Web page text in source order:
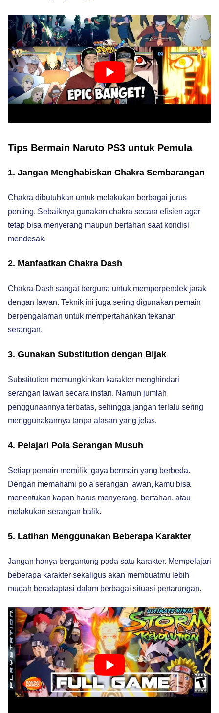
Tips Bermain Naruto PS3 untuk Pemula
1. Jangan Menghabiskan Chakra Sembarangan
Chakra dibutuhkan untuk melakukan berbagai jurus
penting. Sebaiknya gunakan chakra secara efisien agar
tetap bisa menyerang maupun bertahan saat kondisi
mendesak.
2. Manfaatkan Chakra Dash
Chakra Dash sangat berguna untuk memperpendek jarak
dengan lawan. Teknik ini juga sering digunakan pemain
berpengalaman untuk mempertahankan tekanan
serangan.
3. Gunakan Substitution dengan Bijak
Substitution memungkinkan karakter menghindari
serangan lawan secara instan. Namun jumlah
penggunaannya terbatas, sehingga jangan terlalu sering
menggunakannya tanpa alasan yang jelas.
4. Pelajari Pola Serangan Musuh
Setiap pemain memiliki gaya bermain yang berbeda.
Dengan memahami pola serangan lawan, kamu bisa
menentukan kapan harus menyerang, bertahan, atau
melakukan serangan balik.
5. Latihan Menggunakan Beberapa Karakter
Jangan hanya bergantung pada satu karakter. Mempelajari
beberapa karakter sekaligus akan membuatmu lebih
mudah beradaptasi dalam berbagai situasi pertarungan.